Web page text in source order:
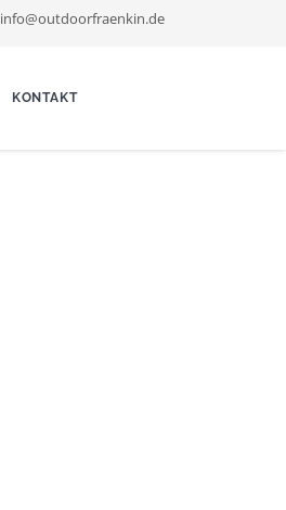
info@outdoorfraenkin.de
KONTAKT